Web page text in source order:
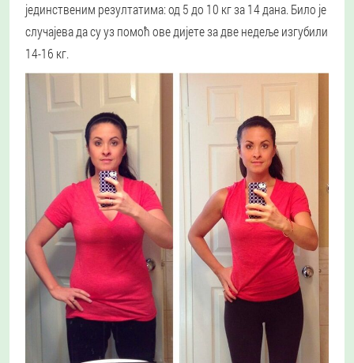
јединственим резултатима: од 5 до 10 кг за 14 дана. Било је
случајева да су уз помоћ ове дијете за две недеље изгубили
14-16 кг.